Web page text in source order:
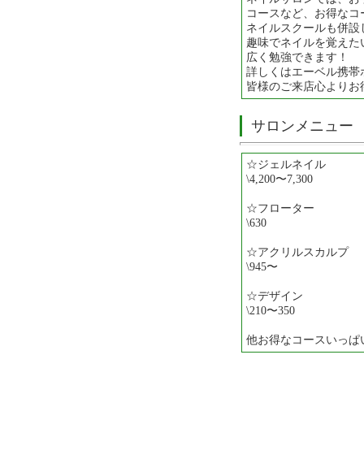
コースなど、お得な
ネイルスクールも併設
趣味でネイルを覚え
広く勉強できます！
詳しくはエーベル携
皆様のご来店心より
サロンメニュー
☆ジェルネイル
\4,200〜7,300
☆フローター
\630
☆アクリルスカルプ
\945〜
☆デザイン
\210〜350
他お得なコースいっぱ